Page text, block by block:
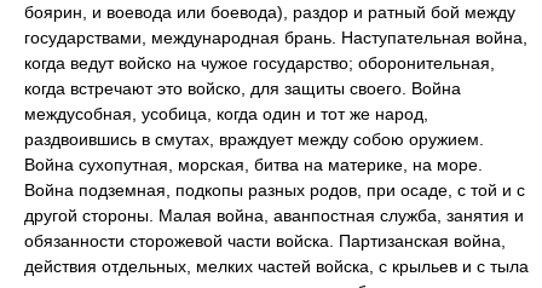
боярин, и воевода или боевода), раздор и ратный бой между
государствами, международная брань. Наступательная война,
когда ведут войско на чужое государство; оборонительная,
когда встречают это войско, для защиты своего. Война
междусобная, усобица, когда один и тот же народ,
раздвоившись в смутах, враждует между собою оружием.
Война сухопутная, морская, битва на материке, на море.
Война подземная, подкопы разных родов, при осаде, с той и с
другой стороны. Малая война, аванпостная служба, занятия и
обязанности сторожевой части войска. Партизанская война,
действия отдельных, мелких частей войска, с крыльев и с тыла